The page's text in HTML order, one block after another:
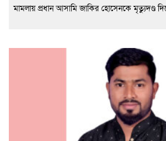
মামলায় প্রধান আসামি জাকির হোসেনকে মৃত্যুদণ্ড